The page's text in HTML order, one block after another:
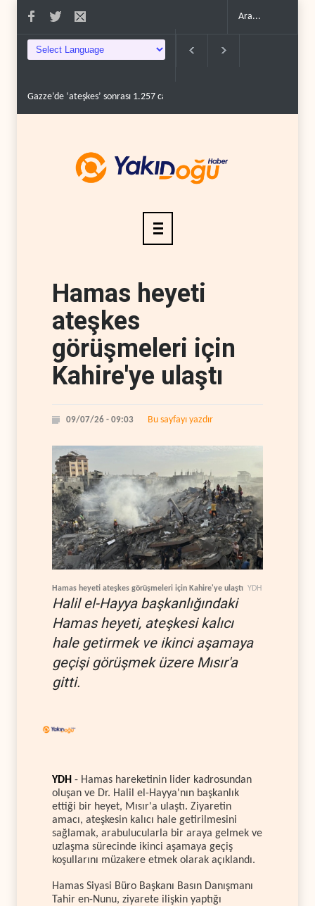
Gazze’de ‘ateşkes’ sonrası 1.257 can kaybı..
Hamas heyeti
ateşkes
görüşmeleri için
Kahire'ye ulaştı
09/07/26 - 09:03 Bu sayfayı yazdır
Hamas heyeti ateşkes görüşmeleri için Kahire'ye ulaştı YDH
Halil el-Hayya başkanlığındaki
Hamas heyeti, ateşkesi kalıcı
hale getirmek ve ikinci aşamaya
geçişi görüşmek üzere Mısır'a
gitti.
YDH - Hamas hareketinin lider kadrosundan
oluşan ve Dr. Halil el-Hayya'nın başkanlık
ettiği bir heyet, Mısır'a ulaştı. Ziyaretin
amacı, ateşkesin kalıcı hale getirilmesini
sağlamak, arabulucularla bir araya gelmek ve
uzlaşma sürecinde ikinci aşamaya geçiş
koşullarını müzakere etmek olarak açıklandı.
Hamas Siyasi Büro Başkanı Basın Danışmanı
Tahir en-Nunu, ziyarete ilişkin yaptığı